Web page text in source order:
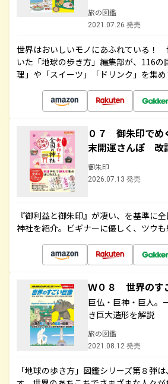
旅の図鑑
2021.07.26 発売
世界はおいしいモノにあふれている！
いた「地球の歩き方」編集部が、116の
理」や「スイーツ」「ドリンク」を集め
０７ 御朱印で
末開運さんぽ 改
御朱印
2026.07.13 発売
『御利益と御朱印』が凄い、を基準に
神社を紹介。ビギナーに優しく、ツウも
Ｗ０８ 世界のす
巨仏・巨神・巨人。
き巨大造形を解説
旅の図鑑
2021.08.12 発売
「地球の歩き方」図鑑シリーズ第８弾